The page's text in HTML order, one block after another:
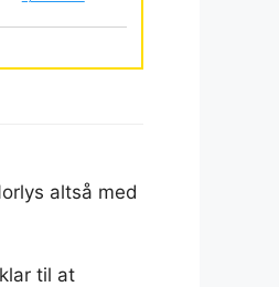
altså med
til at